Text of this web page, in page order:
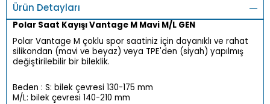
Ürün Detayları
Polar Saat Kayışı Vantage M Mavi M/L GEN
Polar Vantage M çoklu spor saatiniz için dayanıklı ve rahat
silikondan (mavi ve beyaz) veya TPE'den (siyah) yapılmış
değiştirilebilir bir bileklik.
Beden : S: bilek çevresi 130-175 mm
M/L: bilek çevresi 140-210 mm